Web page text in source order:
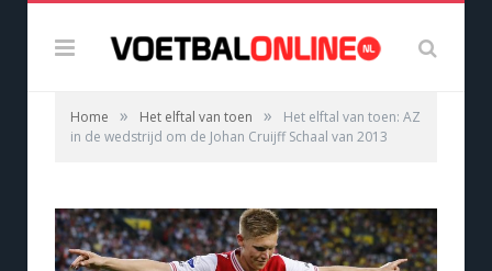
Home » Het elftal van toen »
Het elftal van toen: AZ
in de wedstrijd om de Johan Cruijff Schaal van 2013